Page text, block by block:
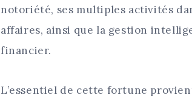
notoriété, ses multiples activités
affaires, ainsi que la gestion
financier.
L’essentiel de cette fortune